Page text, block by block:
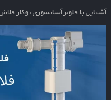
آشنایی با فلوتر آسانسوری توکار